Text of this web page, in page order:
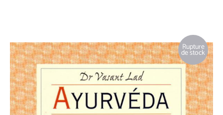
Rupture
de stock